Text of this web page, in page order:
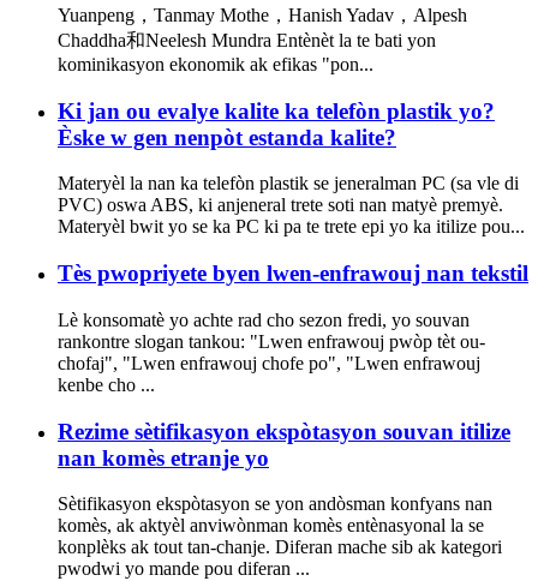
Yuanpeng，Tanmay Mothe，Hanish Yadav，Alpesh
Chaddha和Neelesh Mundra Entènèt la te bati yon
kominikasyon ekonomik ak efikas "pon...
Ki jan ou evalye kalite ka telefòn plastik yo?
Èske w gen nenpòt estanda kalite?
Materyèl la nan ka telefòn plastik se jeneralman PC (sa vle di
PVC) oswa ABS, ki anjeneral trete soti nan matyè premyè.
Materyèl bwit yo se ka PC ki pa te trete epi yo ka itilize pou...
Tès pwopriyete byen lwen-enfrawouj nan tekstil
Lè konsomatè yo achte rad cho sezon fredi, yo souvan
rankontre slogan tankou: "Lwen enfrawouj pwòp tèt ou-
chofaj", "Lwen enfrawouj chofe po", "Lwen enfrawouj
kenbe cho ...
Rezime sètifikasyon ekspòtasyon souvan itilize
nan komès etranje yo
Sètifikasyon ekspòtasyon se yon andòsman konfyans nan
komès, ak aktyèl anviwònman komès entènasyonal la se
konplèks ak tout tan-chanje. Diferan mache sib ak kategori
pwodwi yo mande pou diferan ...